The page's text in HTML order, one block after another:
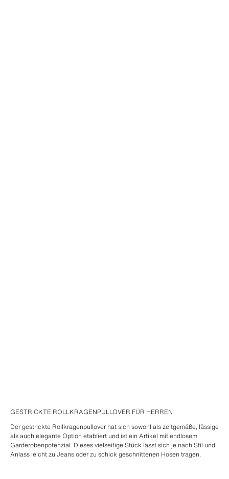
GESTRICKTE ROLLKRAGENPULLOVER FÜR HERREN
Der gestrickte Rollkragenpullover hat sich sowohl als zeitgemäße, lässige
als auch elegante Option etabliert und ist ein Artikel mit endlosem
Garderobenpotenzial. Dieses vielseitige Stück lässt sich je nach Stil und
Anlass leicht zu Jeans oder zu schick geschnittenen Hosen tragen.